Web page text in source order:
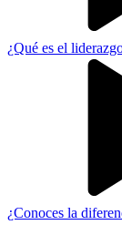
¿Qué es el
¿Conoces la